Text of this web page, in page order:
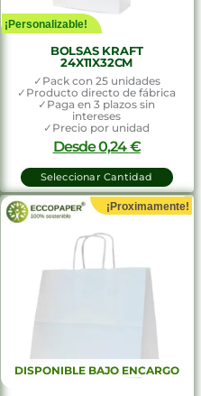
¡Personalizable!
BOLSAS KRAFT
24X11X32CM
✓Pack con 25 unidades
✓Producto directo de fábrica
✓Paga en 3 plazos sin
intereses
✓Precio por unidad
Desde0,24€
Seleccionar Cantidad
¡Proximamente!
DISPONIBLE BAJO ENCARGO